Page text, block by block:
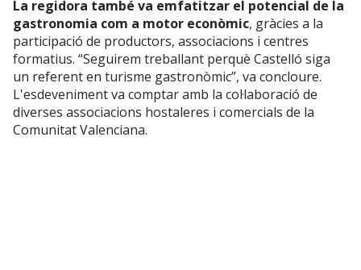
La regidora també va emfatitzar el potencial de la
gastronomia com a motor econòmic, gràcies a la
participació de productors, associacions i centres
formatius. “Seguirem treballant perquè Castelló siga
un referent en turisme gastronòmic”, va concloure.
L'esdeveniment va comptar amb la col·laboració de
diverses associacions hostaleres i comercials de la
Comunitat Valenciana.